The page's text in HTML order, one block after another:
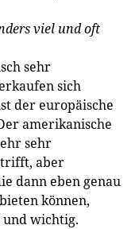
viel und oft
sehr
sich
der europäische
amerikanische
sehr
aber
dann eben genau
können,
wichtig.